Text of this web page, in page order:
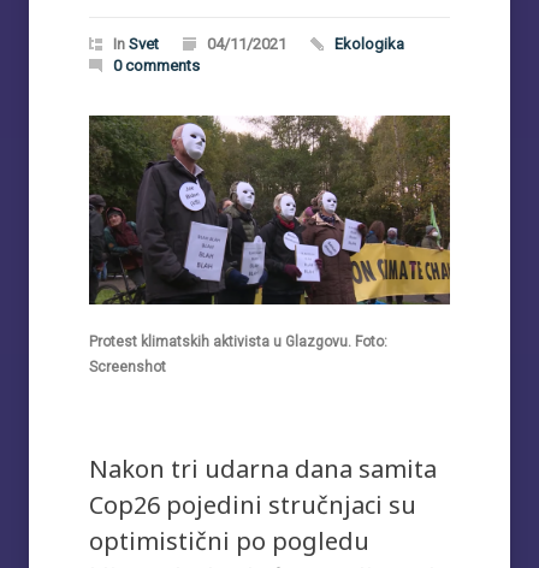
In Svet 04/11/2021
Ekologika
0 comments
Protest klimatskih aktivista u Glazgovu. Foto:
Screenshot
Nakon tri udarna dana samita
Cop26 pojedini stručnjaci su
optimistični po pogledu